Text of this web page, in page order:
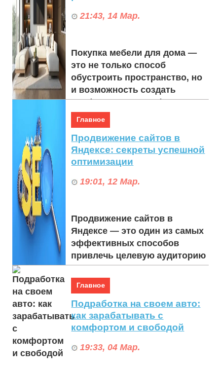
21:43, 14 Мар.
Покупка мебели для дома —
это не только способ
обустроить пространство, но
и возможность создать
комфортную атмосферу для
жизни. Сегодня все боль...
Главное
Продвижение сайтов в
Яндексе: секреты успешной
оптимизации
19:01, 12 Мар.
Продвижение сайтов в
Яндексе — это один из самых
эффективных способов
привлечь целевую аудиторию
в русскоязычном сегменте
интернета. Яндекс остае...
Главное
Подработка на своем авто:
как зарабатывать с
комфортом и свободой
19:33, 04 Мар.